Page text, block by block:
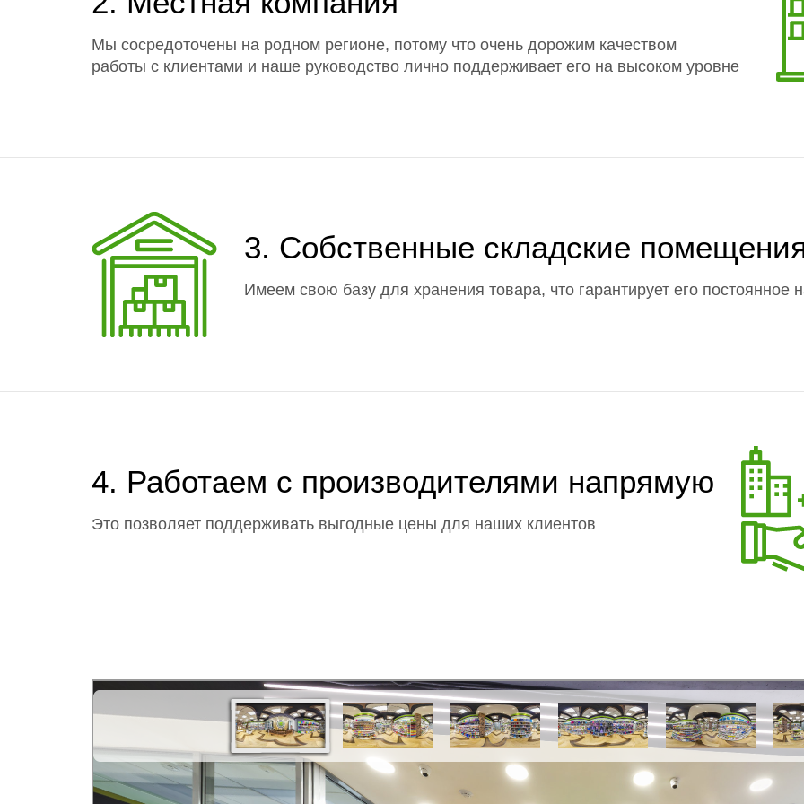
Мы сосредоточены на родном регионе, потому что очень дорожим качеством
работы с клиентами и наше руководство лично поддерживает его на высоком уровне
3. Собственные складские
Имеем свою базу для хранения товара, что гарантирует его постоянное
4. Работаем с производителями напрямую
Это позволяет поддерживать выгодные цены для наших клиентов